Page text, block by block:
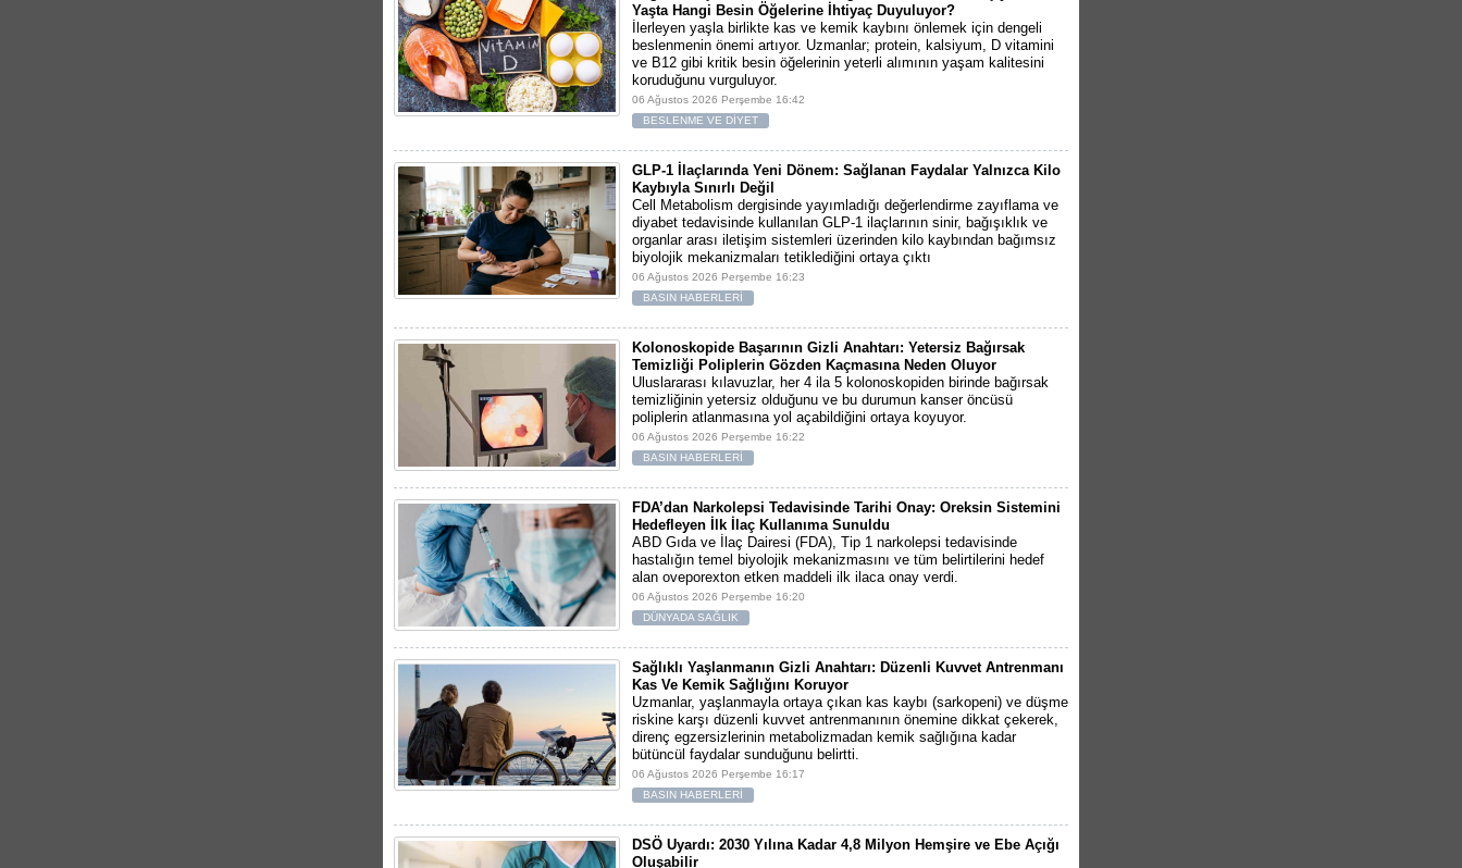
Yaşta Hangi Besin Öğelerine İhtiyaç Duyuluyor?
İlerleyen yaşla birlikte kas ve kemik kaybını önlemek için dengeli
beslenmenin önemi artıyor. Uzmanlar; protein, kalsiyum, D vitamini
ve B12 gibi kritik besin öğelerinin yeterli alımının yaşam kalitesini
koruduğunu vurguluyor.
06 Ağustos 2026 Perşembe 16:42
BESLENME VE DİYET
GLP-1 İlaçlarında Yeni Dönem: Sağlanan Faydalar Yalnızca Kilo
Kaybıyla Sınırlı Değil
Cell Metabolism dergisinde yayımladığı değerlendirme zayıflama ve
diyabet tedavisinde kullanılan GLP-1 ilaçlarının sinir, bağışıklık ve
organlar arası iletişim sistemleri üzerinden kilo kaybından bağımsız
biyolojik mekanizmaları tetiklediğini ortaya çıktı
06 Ağustos 2026 Perşembe 16:23
BASIN HABERLERİ
Kolonoskopide Başarının Gizli Anahtarı: Yetersiz Bağırsak
Temizliği Poliplerin Gözden Kaçmasına Neden Oluyor
Uluslararası kılavuzlar, her 4 ila 5 kolonoskopiden birinde bağırsak
temizliğinin yetersiz olduğunu ve bu durumun kanser öncüsü
poliplerin atlanmasına yol açabildiğini ortaya koyuyor.
06 Ağustos 2026 Perşembe 16:22
BASIN HABERLERİ
FDA’dan Narkolepsi Tedavisinde Tarihi Onay: Oreksin Sistemini
Hedefleyen İlk İlaç Kullanıma Sunuldu
ABD Gıda ve İlaç Dairesi (FDA), Tip 1 narkolepsi tedavisinde
hastalığın temel biyolojik mekanizmasını ve tüm belirtilerini hedef
alan oveporexton etken maddeli ilk ilaca onay verdi.
06 Ağustos 2026 Perşembe 16:20
DÜNYADA SAĞLIK
Sağlıklı Yaşlanmanın Gizli Anahtarı: Düzenli Kuvvet Antrenmanı
Kas Ve Kemik Sağlığını Koruyor
Uzmanlar, yaşlanmayla ortaya çıkan kas kaybı (sarkopeni) ve düşme
riskine karşı düzenli kuvvet antrenmanının önemine dikkat çekerek,
direnç egzersizlerinin metabolizmadan kemik sağlığına kadar
bütüncül faydalar sunduğunu belirtti.
06 Ağustos 2026 Perşembe 16:17
BASIN HABERLERİ
DSÖ Uyardı: 2030 Yılına Kadar 4,8 Milyon Hemşire ve Ebe Açığı
Oluşabilir